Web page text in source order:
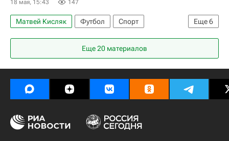
18 мая, 15:43 147
Еще6
Матвей Кисляк Футбол
Спорт
Руслан Литвинов
Краснодар
ПФК ЦСКА
Кубок России по футболу
Спартак Москва
Наиль Умяров
Еще 20 материалов